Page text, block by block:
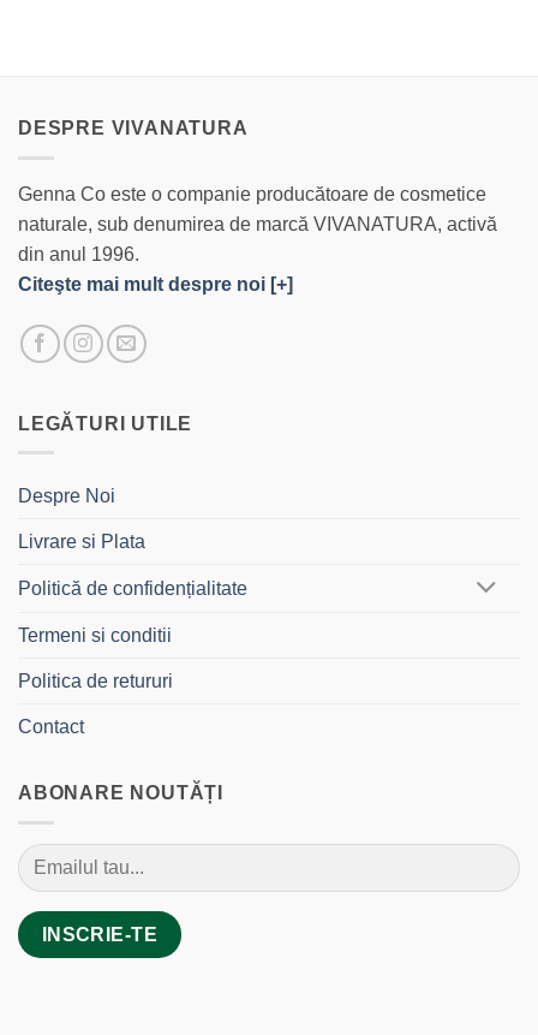
DESPRE VIVANATURA
Genna Co este o companie producătoare de cosmetice
naturale, sub denumirea de marcă VIVANATURA, activă
din anul 1996.
Citeşte mai mult despre noi [+]
LEGĂTURI UTILE
Despre Noi
Livrare si Plata
Politică de confidențialitate
Termeni si conditii
Politica de retururi
Contact
ABONARE NOUTĂȚI